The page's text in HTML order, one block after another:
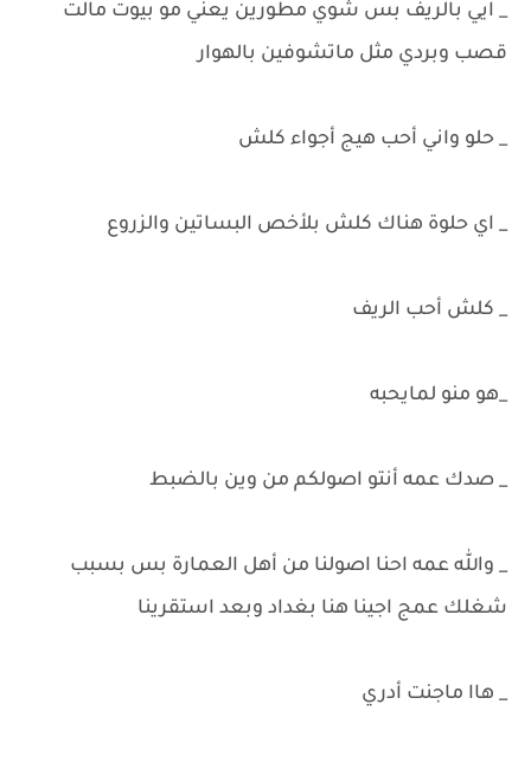
_ ايي بالريف بس شوي مطورين يعني مو بيوت مالت
قصب وبردي مثل ماتشوفين بالهوار
_ حلو واني أحب هيج أجواء كلش
_ اي حلوة هناك كلش بلأخص البساتين والزروع
_ كلش أحب الريف
_هو منو لمايحبه
_ صدك عمه أنتو اصولكم من وين بالضبط
_ والله عمه احنا اصولنا من أهل العمارة بس بسبب
شغلك عمج اجينا هنا بغداد وبعد استقرينا
_ هاا ماجنت أدري